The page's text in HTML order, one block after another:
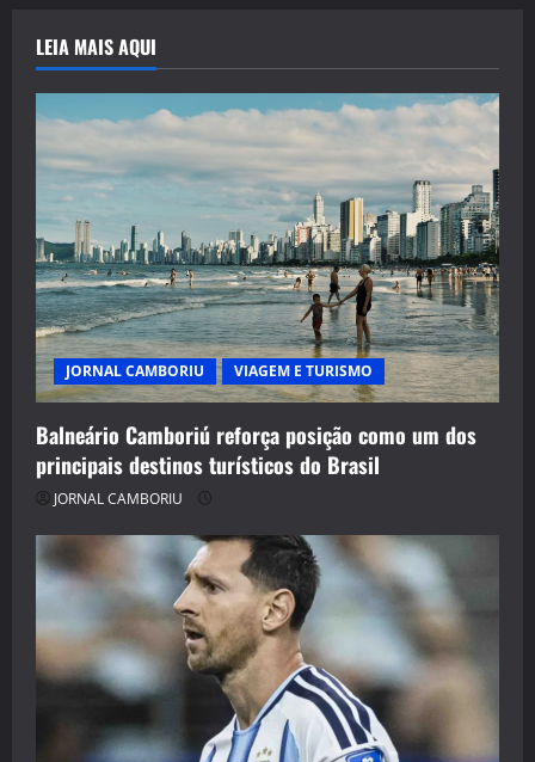
LEIA MAIS AQUI
JORNAL CAMBORIU VIAGEM E TURISMO
Balneário Camboriú reforça posição como um dos
principais destinos turísticos do Brasil
JORNAL CAMBORIU